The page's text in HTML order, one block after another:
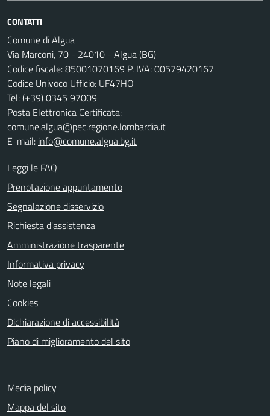
CONTATTI
Comune di Algua
Via Marconi, 70 - 24010 - Algua (BG)
Codice fiscale: 85001070169 P. IVA: 00579420167
Codice Univoco Ufficio: UF47HO
Tel:(+39) 0345 97009
Posta Elettronica Certificata:
comune.algua@pec.regione.lombardia.it
E-mail: info@comune.algua.bg.it
Leggi le FAQ
Prenotazione appuntamento
Segnalazione disservizio
Richiesta d'assistenza
Amministrazione trasparente
Informativa privacy
Note legali
Cookies
Dichiarazione di accessibilità
Piano di miglioramento del sito
Media policy
Mappa del sito